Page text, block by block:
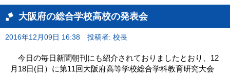
大阪府の総合学校高校の発表会
2016年12月09日 16:38 投稿者: 校長
今日の毎日新聞朝刊にも紹介されておりましたとおり、12
月18日(日）に第11回大阪府高等学校総合学科教育研究大会